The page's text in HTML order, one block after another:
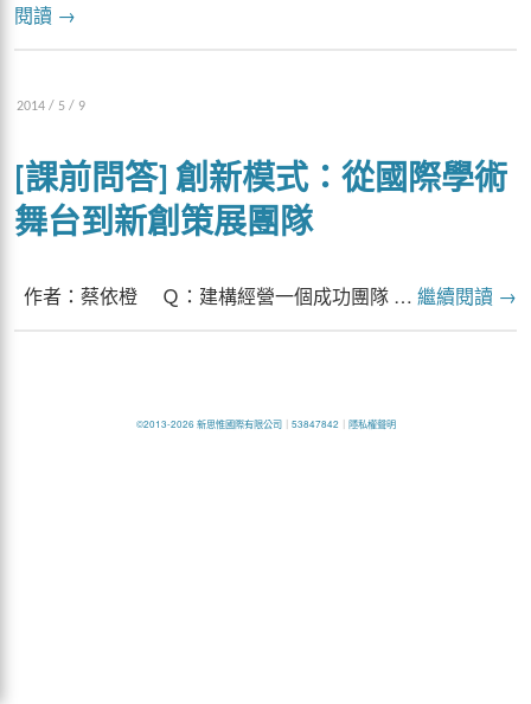
閱讀 →
2014 / 5 / 9
[課前問答] 創新模式：從國際學術
舞台到新創策展團隊
作者：蔡依橙 Ｑ：建構經營一個成功團隊 … 繼續閱讀 →
©2013-2026 新思惟國際有限公司｜ 53847842 ｜ 隱私權聲明